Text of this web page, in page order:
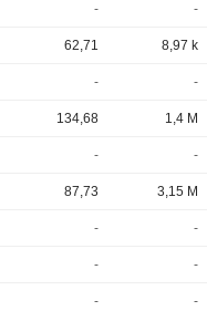
- -
62,71 8,97 k
- -
134,68 1,4 M
- -
87,73 3,15 M
- -
- -
- -